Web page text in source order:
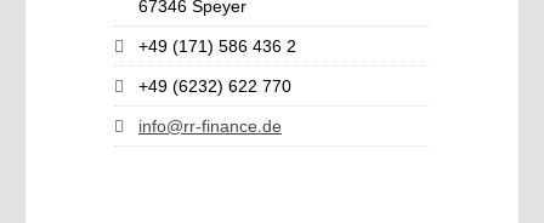
67346 Speyer
+49 (171) 586 436 2
+49 (6232) 622 770
info@rr-finance.de